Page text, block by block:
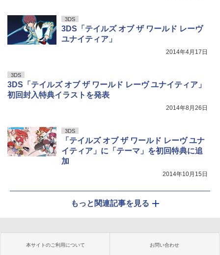
3DS
3DS「テイルズ オブ ザ ワールド レーヴ
ユナイティア」
2014年4月17日
3DS
3DS「テイルズ オブ ザ ワールド レーヴ ユナイティア」
初回封入特典イラストを発表
2014年8月26日
3DS
「テイルズ オブ ザ ワールド レーヴ ユナ
イティア」に「テーマ」を初回特典に追
加
2014年10月15日
もっと関連記事を見る
本サイトのご利用について お問い合わせ